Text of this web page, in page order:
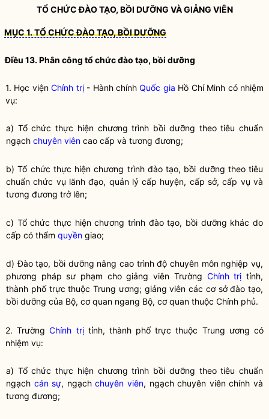
TỔ CHỨCĐÀO TẠO, BỒI DƯỠNG VÀ GIẢNG VIÊN
MỤC 1. TỔ CHỨC ĐÀO TẠO, BỒI DƯỠNG
Điều 13. Phân công tổ chứcđào tạo, bồi dưỡng
1. Học việnChính trị- Hành chínhQuốc gia Hồ Chí Minh có nhiệm
vụ:
a) Tổ chức thực hiện chương trình bồi dưỡng theo tiêu chuẩn
ngạch chuyên viên cao cấp và tương đương;
b) Tổ chức thực hiện chương trình đào tạo, bồi dưỡng theo tiêu
chuẩn chức vụ lãnh đạo, quản lýcấp huyện, cấp sở, cấp vụ và
tương đương trở lên;
c) Tổ chức thực hiện chương trình đào tạo, bồi dưỡng khác do
cấp có thẩm quyền giao;
d)Đào tạo, bồi dưỡng nâng cao trình độ chuyên môn nghiệp vụ,
phương pháp sư phạm cho giảng viên Trường Chính trị tỉnh,
thành phố trực thuộc Trung ương; giảng viên các cơ sởđào tạo,
bồi dưỡng của Bộ, cơ quan ngang Bộ, cơ quan thuộc Chính phủ.
2. TrườngChính trịtỉnh, thành phố trực thuộc Trung ương có
nhiệm vụ:
a) Tổ chức thực hiện chương trình bồi dưỡng theo tiêu chuẩn
ngạch cán sự, ngạchchuyên viên, ngạchchuyên viênchính và
tương đương;